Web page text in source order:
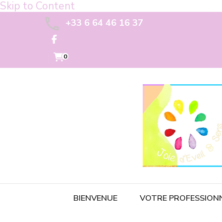
Skip to Content
+33 6 64 46 16 37
0
BIENVENUE VOTRE